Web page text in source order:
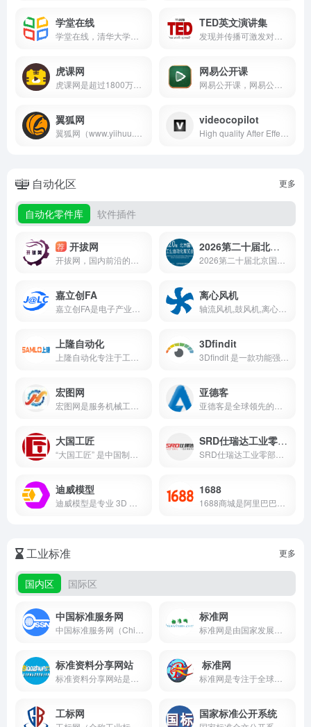
学堂在线 TED英文演讲集
虎课网 网易公开课
翼狐网 videocopilot
自动化区
自动化零件库 软件插件
更多
荐 开拔网 2026第二十届北京国际工业自动化展览会
嘉立创FA 离心风机
上隆自动化 3Dfindit
宏图网 亚德客
大国工匠 SRD仕瑞达工业零部件商城
迪威模型 1688
工业标准
国内区 国际区
更多
中国标准服务网 标准网
标准资料分享网站 标准网
工标网 国家标准公开系统